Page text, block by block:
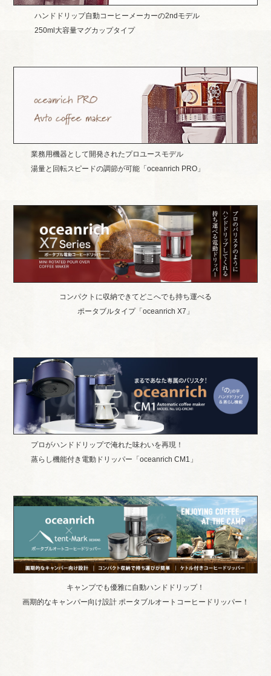
ハンドドリップ自動コーヒーメーカーの2ndモデル
250ml大容量マグカップタイプ
業務用機器として開発されたプロユースモデル
湯量と回転スピードの調節が可能「oceanrich PRO」
コンパクトに収納できてどこへでも持ち運べる
ポータブルタイプ「oceanrich X7」
プロがハンドドリップで淹れた味わいを再現！
蒸らし機能付き電動ドリッパー「oceanrich CM1」
キャンプでも優雅に自動ハンドドリップ！
画期的なキャンパー向け設計 ポータブルオートコーヒードリッパー！